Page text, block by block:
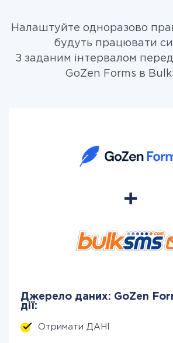
Налаштуйте одноразово
будуть працювати
З заданим інтервалом
GoZen Forms в
Джерело даних: GoZen
дії:
Отримати ДАНІ